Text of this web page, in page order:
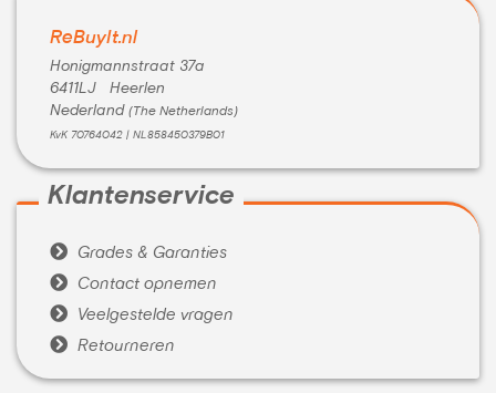
ReBuyIt.nl
Honigmannstraat 37a
6411LJ Heerlen
Nederland (The Netherlands)
KvK 70764042 | NL858450379B01
Klantenservice
 Grades & Garanties
 Contact opnemen
 Veelgestelde vragen
 Retourneren